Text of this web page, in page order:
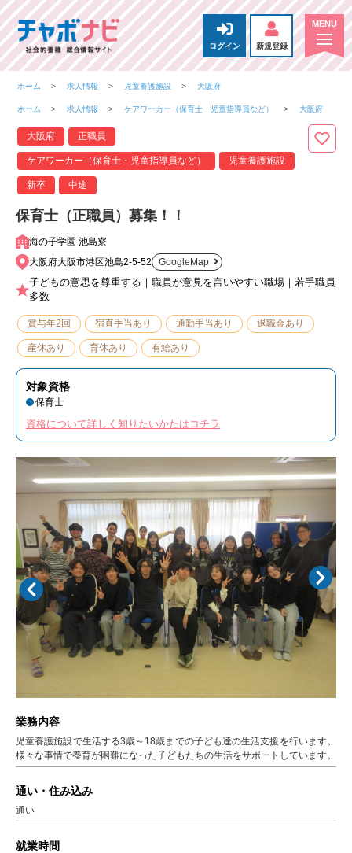
ログイン 新規登録
ホーム 求人情報 児童養護施設 大阪府
ホーム 求人情報 ケアワーカー（保育士・児童指導員など） 大阪府
大阪府 正職員
ケアワーカー（保育士・児童指導員など） 児童養護施設
新卒 中途
保育士（正職員）募集！！
海の子学園 池島寮
大阪府大阪市港区池島2-5-52
GoogleMap
子どもの意思を尊重する｜職員が意見を言いやすい職場｜若手職員
多数
賞与年2回 宿直手当あり 通勤手当あり 退職金あり
産休あり 育休あり 有給あり
対象資格
保育士
資格について詳しく知りたいかたはコチラ
業務内容
児童養護施設で生活する3歳～18歳までの子ども達の生活支援を行います。
様々な事情で養育が困難になった子どもたちの生活をサポートしています。
通い・住み込み
通い
就業時間